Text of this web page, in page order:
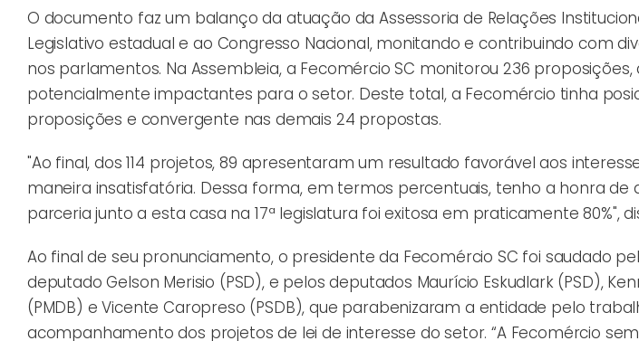
O documento faz um balanço da atuação da Assessoria de Relações
Legislativo estadual e ao Congresso Nacional, monitando e contribuindo com
nos parlamentos. Na Assembleia, a Fecomércio SC monitorou 236 proposições,
potencialmente impactantes para o setor. Deste total, a Fecomércio tinha
proposições e convergente nas demais 24 propostas.
"Ao final, dos 114 projetos, 89 apresentaram um resultado favorável aos
maneira insatisfatória. Dessa forma, em termos percentuais, tenho a honra de
parceria junto a esta casa na 17ª legislatura foi exitosa em praticamente 80%",
Ao final de seu pronunciamento, o presidente da Fecomércio SC foi saudado
deputado Gelson Merisio (PSD), e pelos deputados Maurício Eskudlark (PSD),
(PMDB) e Vicente Caropreso (PSDB), que parabenizaram a entidade pelo
acompanhamento dos projetos de lei de interesse do setor. “A Fecomércio